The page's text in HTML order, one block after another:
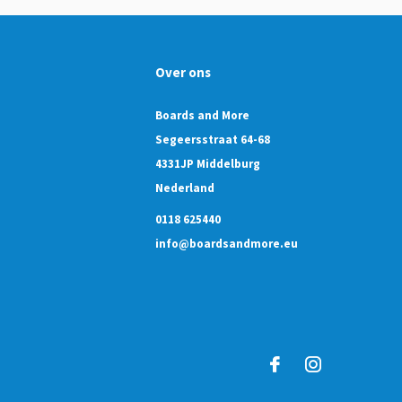
Over ons
Boards and More
Segeersstraat 64-68
4331JP Middelburg
Nederland
0118 625440
info@boardsandmore.eu